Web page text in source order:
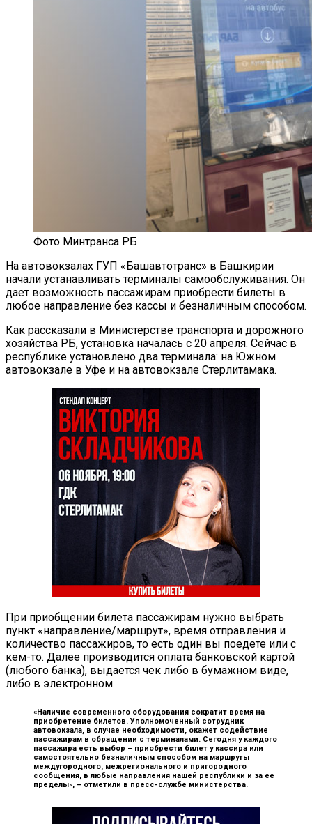
Фото Минтранса РБ
На автовокзалах ГУП «Башавтотранс» в Башкирии
начали устанавливать терминалы самообслуживания. Он
дает возможность пассажирам приобрести билеты в
любое направление без кассы и безналичным способом.
Как рассказали в Министерстве транспорта и дорожного
хозяйства РБ, установка началась с 20 апреля. Сейчас в
республике установлено два терминала: на Южном
автовокзале в Уфе и на автовокзале Стерлитамака.
При приобщении билета пассажирам нужно выбрать
пункт «направление/маршрут», время отправления и
количество пассажиров, то есть один вы поедете или с
кем-то. Далее производится оплата банковской картой
(любого банка), выдается чек либо в бумажном виде,
либо в электронном.
«Наличие современного оборудования сократит время на
приобретение билетов. Уполномоченный сотрудник
автовокзала, в случае необходимости, окажет содействие
пассажирам в обращении с терминалами. Сегодня у каждого
пассажира есть выбор – приобрести билет у кассира или
самостоятельно безналичным способом на маршруты
междугородного, межрегионального и пригородного
сообщения, в любые направления нашей республики и за ее
пределы», – отметили в пресс-службе министерства.